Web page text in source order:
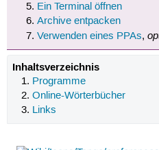
Ein Terminal öffnen
Archive entpacken
Verwenden eines PPAs,
Inhaltsverzeichnis
Programme
Online-Wörterbücher
Links